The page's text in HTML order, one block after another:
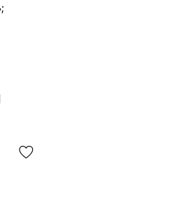
вставка кріпиться прямо до
амортизація і пружний ефект
з міцної гуми) через повітряні